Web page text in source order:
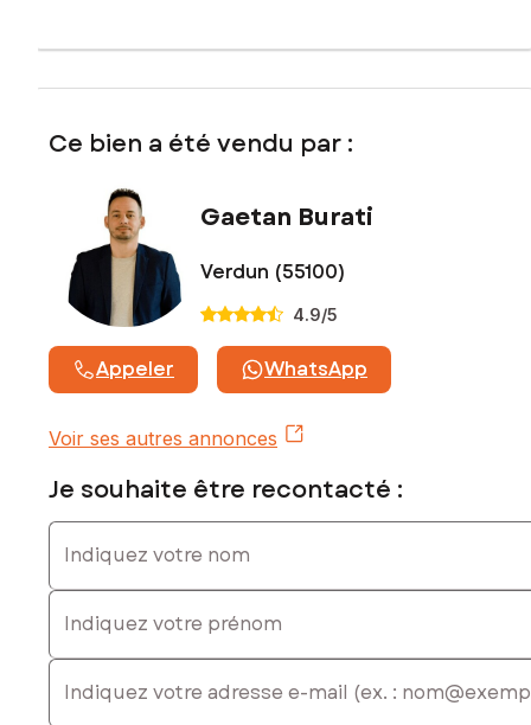
Ce bien a été vendu par :
Gaetan Burati
Verdun (55100)
4.9/5
Appeler WhatsApp
Voir ses autres annonces
Je souhaite être recontacté :
Indiquez votre nom
Indiquez votre prénom
E-mail